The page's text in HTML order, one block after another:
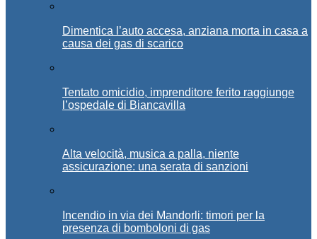
Dimentica l’auto accesa, anziana morta in casa a
causa dei gas di scarico
Tentato omicidio, imprenditore ferito raggiunge
l’ospedale di Biancavilla
Alta velocità, musica a palla, niente
assicurazione: una serata di sanzioni
Incendio in via dei Mandorli: timori per la
presenza di bomboloni di gas